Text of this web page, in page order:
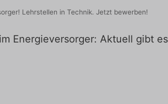
Lehrstellen in Technik. Jetzt bewerben!
Energieversorger: Aktuell gibt